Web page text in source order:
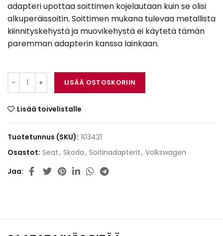
adapteri upottaa soittimen kojelautaan kuin se olisi
alkuperäissoitin. Soittimen mukana tulevaa metallista
kiinnityskehystä ja muovikehystä ei käytetä tämän
paremman adapterin kanssa lainkaan.
AH-2DIN-VW1 määräLISÄÄ OSTOSKORIIN
Lisää toivelistalle
Tuotetunnus (SKU): 103421
Osastot: Seat, Skoda, Soitinadapterit, Volkswagen
Jaa